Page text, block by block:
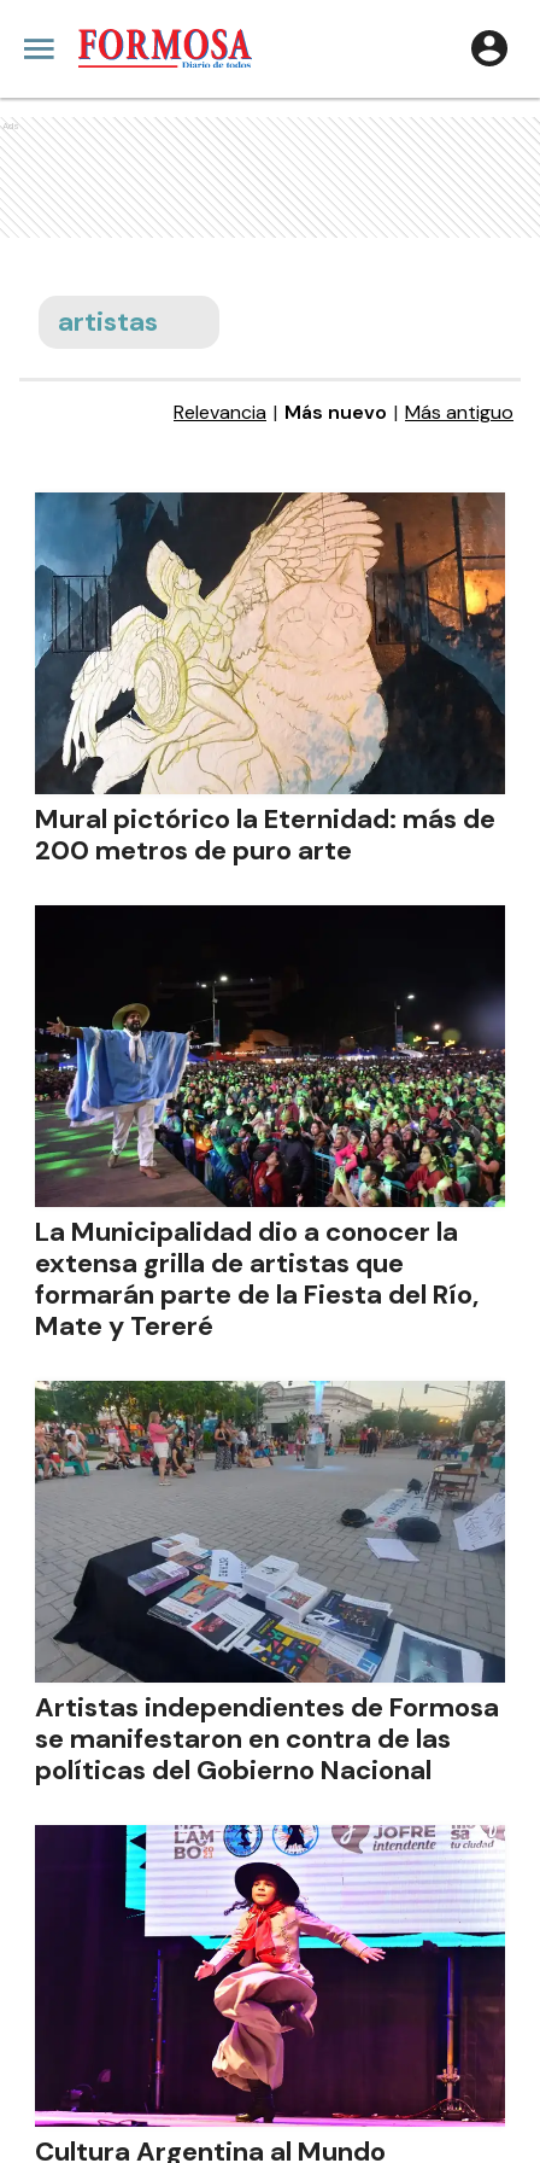
Ads
artistas
Relevancia | Más nuevo | Más antiguo
Mural pictórico la Eternidad: más de
200 metros de puro arte
La Municipalidad dio a conocer la
extensa grilla de artistas que
formarán parte de la Fiesta del Río,
Mate y Tereré
Artistas independientes de Formosa
se manifestaron en contra de las
políticas del Gobierno Nacional
Cultura Argentina al Mundo